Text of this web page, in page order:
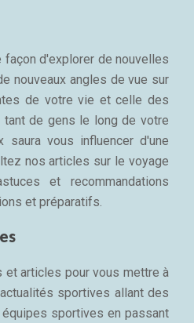
d'explorer de nouvelles
nouveaux angles de vue sur
de votre vie et celle des
tant de gens le long de votre
saura vous influencer d'une
nos articles sur le voyage
et recommandations
et préparatifs.
et articles pour vous mettre à
sportives allant des
sportives en passant